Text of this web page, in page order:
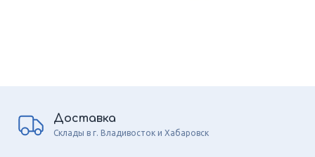
Доставка
Склады в г. Владивосток и Хабаровск